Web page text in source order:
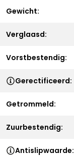
Gewicht:
Verglaasd:
Vorstbestendig:
Gerectificeerd:
Getrommeld:
Zuurbestendig:
Antislipwaarde: